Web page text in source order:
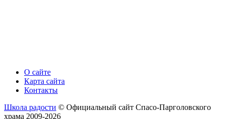
О сайте
Карта сайта
Контакты
Школа радости © Официальный сайт Спасо-Парголовского
храма 2009-2026